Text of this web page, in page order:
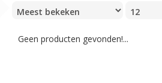
Geen producten gevonden!...